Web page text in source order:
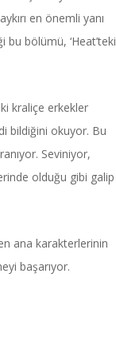
en önemli yanı
bölümü, ‘Heat’teki
kraliçe erkekler
bildiğini okuyor. Bu
Seviniyor,
olduğu gibi galip
ana karakterlerinin
başarıyor.